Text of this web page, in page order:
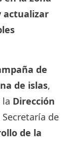
actualizar
de
de islas,
Dirección
de
de la